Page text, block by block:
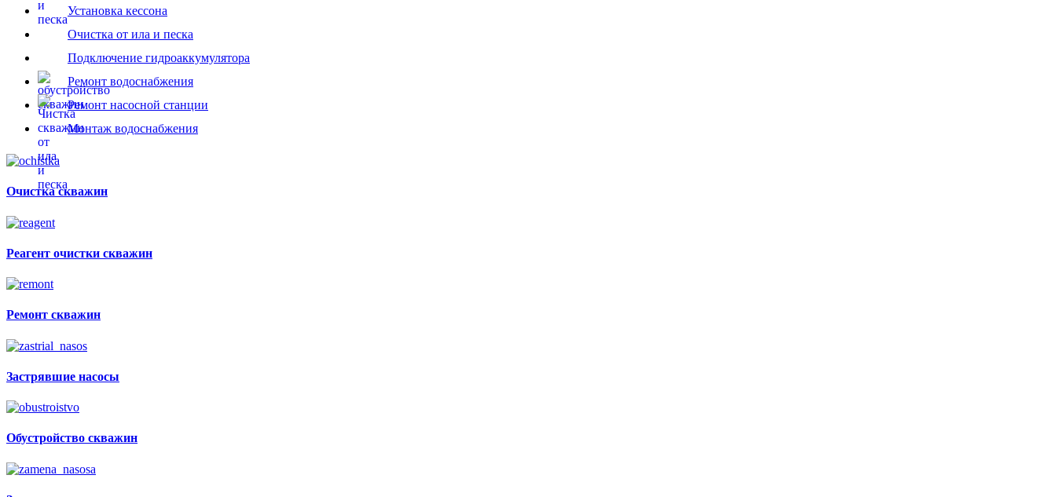
Установка кессона
Очистка от ила и песка
Подключение гидроаккумулятора
Ремонт водоснабжения
Ремонт насосной станции
Монтаж водоснабжения
Очистка скважин
Реагент очистки скважин
Ремонт скважин
Застрявшие насосы
Обустройство скважин